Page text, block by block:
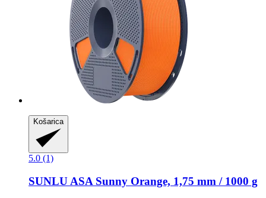
Košarica
5.0 (1)
SUNLU ASA Sunny Orange, 1,75 mm / 1000 g